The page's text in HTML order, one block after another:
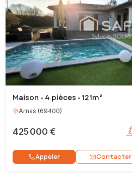
Maison - 4 pièces - 121m²
Arnas (69400)
425 000 €
Appeler Contacter